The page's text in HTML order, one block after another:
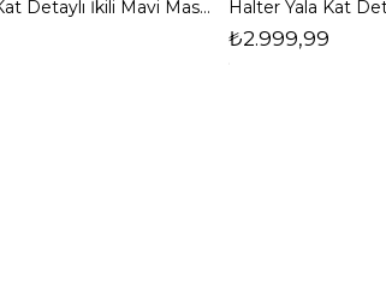
Halter Yala Kat Detaylı İkili Mavi Maso Kadın Takım 26Y505
₺2.999,99